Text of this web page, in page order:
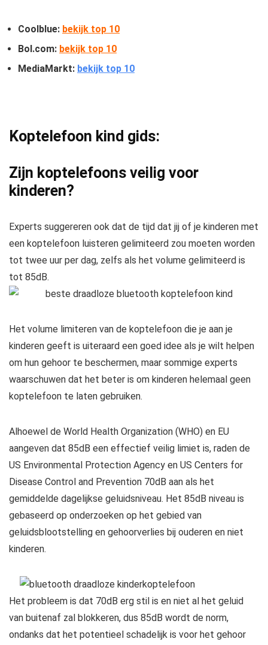
Coolblue: bekijk top 10
Bol.com: bekijk top 10
MediaMarkt: bekijk top 10
Koptelefoon kind gids:
Zijn koptelefoons veilig voor
kinderen?
Experts suggereren ook dat de tijd dat jij of je kinderen met
een koptelefoon luisteren gelimiteerd zou moeten worden
tot twee uur per dag, zelfs als het volume gelimiteerd is
tot 85dB.
Het volume limiteren van de koptelefoon die je aan je
kinderen geeft is uiteraard een goed idee als je wilt helpen
om hun gehoor te beschermen, maar sommige experts
waarschuwen dat het beter is om kinderen helemaal geen
koptelefoon te laten gebruiken.
Alhoewel de World Health Organization (WHO) en EU
aangeven dat 85dB een effectief veilig limiet is, raden de
US Environmental Protection Agency en US Centers for
Disease Control and Prevention 70dB aan als het
gemiddelde dagelijkse geluidsniveau. Het 85dB niveau is
gebaseerd op onderzoeken op het gebied van
geluidsblootstelling en gehoorverlies bij ouderen en niet
kinderen.
Het probleem is dat 70dB erg stil is en niet al het geluid
van buitenaf zal blokkeren, dus 85dB wordt de norm,
ondanks dat het potentieel schadelijk is voor het gehoor